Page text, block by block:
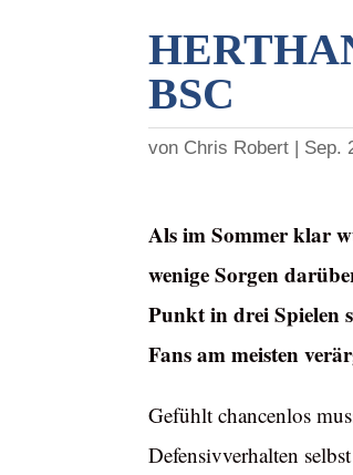
BSC
von Chris Robert Sep.
Als im Sommer klar
wenige Sorgen
Punkt in drei Spielen
Fans am meisten
Gefühlt chancenlos
Defensivverhalten